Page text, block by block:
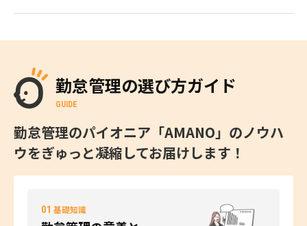
勤怠管理の選び方ガイド
GUIDE
勤怠管理のパイオニア「AMANO」のノウハ
ウをぎゅっと凝縮してお届けします！
01 基礎知識